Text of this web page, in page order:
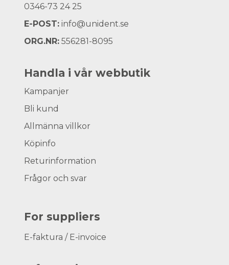
0346-73 24 25
E-POST: info@unident.se
ORG.NR: 556281-8095
Handla i vår webbutik
Kampanjer
Bli kund
Allmänna villkor
Köpinfo
Returinformation
Frågor och svar
For suppliers
E-faktura / E-invoice